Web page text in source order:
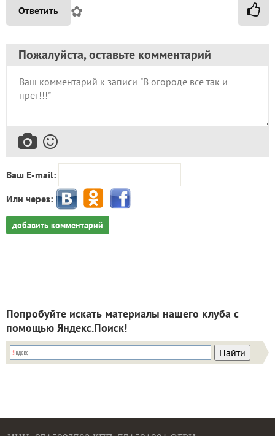
Ответить ✿
Пожалуйста, оставьте комментарий
Ваш E-mail:
Или через:
добавить комментарий
Попробуйте искать материалы нашего клуба с
помощью Яндекс.Поиск!